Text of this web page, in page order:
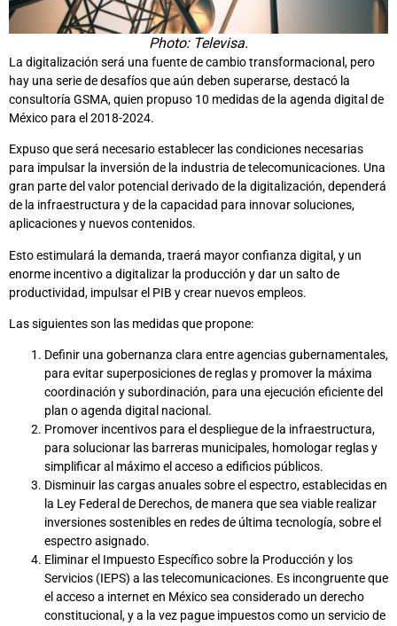
Photo: Televisa.
La digitalización será una fuente de cambio transformacional, pero
hay una serie de desafíos que aún deben superarse, destacó la
consultoría GSMA, quien propuso 10 medidas de la agenda digital de
México para el 2018-2024.
Expuso que será necesario establecer las condiciones necesarias
para impulsar la inversión de la industria de telecomunicaciones. Una
gran parte del valor potencial derivado de la digitalización, dependerá
de la infraestructura y de la capacidad para innovar soluciones,
aplicaciones y nuevos contenidos.
Esto estimulará la demanda, traerá mayor confianza digital, y un
enorme incentivo a digitalizar la producción y dar un salto de
productividad, impulsar el PIB y crear nuevos empleos.
Las siguientes son las medidas que propone:
Definir una gobernanza clara entre agencias gubernamentales,
para evitar superposiciones de reglas y promover la máxima
coordinación y subordinación, para una ejecución eficiente del
plan o agenda digital nacional.
Promover incentivos para el despliegue de la infraestructura,
para solucionar las barreras municipales, homologar reglas y
simplificar al máximo el acceso a edificios públicos.
Disminuir las cargas anuales sobre el espectro, establecidas en
la Ley Federal de Derechos, de manera que sea viable realizar
inversiones sostenibles en redes de última tecnología, sobre el
espectro asignado.
Eliminar el Impuesto Específico sobre la Producción y los
Servicios (IEPS) a las telecomunicaciones. Es incongruente que
el acceso a internet en México sea considerado un derecho
constitucional, y a la vez pague impuestos como un servicio de